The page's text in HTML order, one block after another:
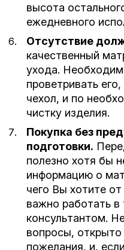
высота
ежедневного
Отсутствие
качественный
ухода.
проветривать
чехол, и по
чистку изделия.
Покупка без
подготовки.
полезно хотя бы
информацию о
чего Вы хотите
важно работать в
консультантом.
вопросы,
пожелания, и,